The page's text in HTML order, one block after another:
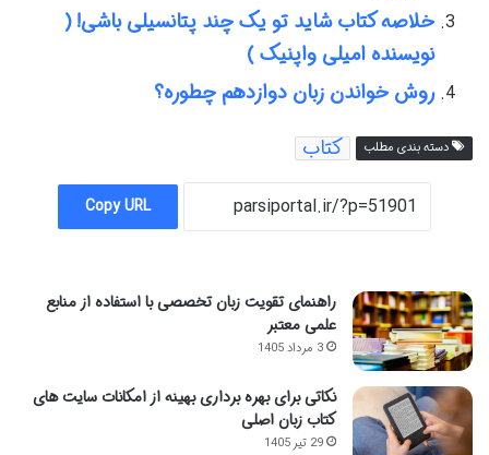
خلاصه کتاب شاید تو یک چند پتانسیلی باشی! (
نویسنده امیلی واپنیک )
روش خواندن زبان دوازدهم چطوره؟
دسته بندی مطلب کتاب
Copy URL
راهنمای تقویت زبان تخصصی با استفاده از منابع
علمی معتبر
3 مرداد 1405
نکاتی برای بهره برداری بهینه از امکانات سایت های
کتاب زبان اصلی
29 تیر 1405